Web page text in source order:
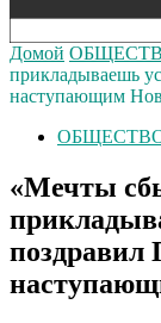
Домой
прикладываешь
наступающим
«Мечты
поздравил